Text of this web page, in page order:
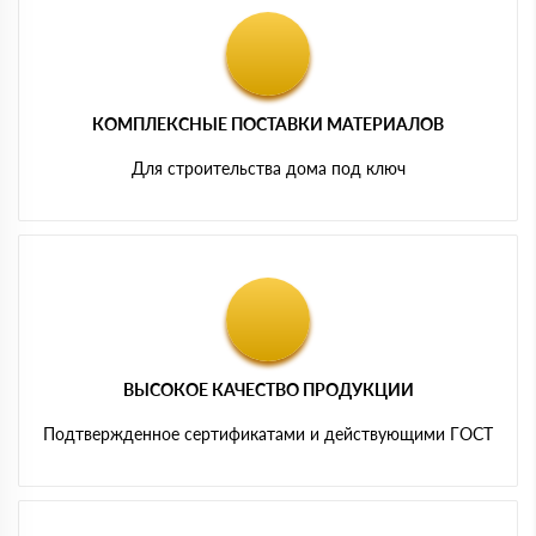
КОМПЛЕКСНЫЕ ПОСТАВКИ МАТЕРИАЛОВ
Для строительства дома под ключ
ВЫСОКОЕ КАЧЕСТВО ПРОДУКЦИИ
Подтвержденное сертификатами и действующими ГОСТ